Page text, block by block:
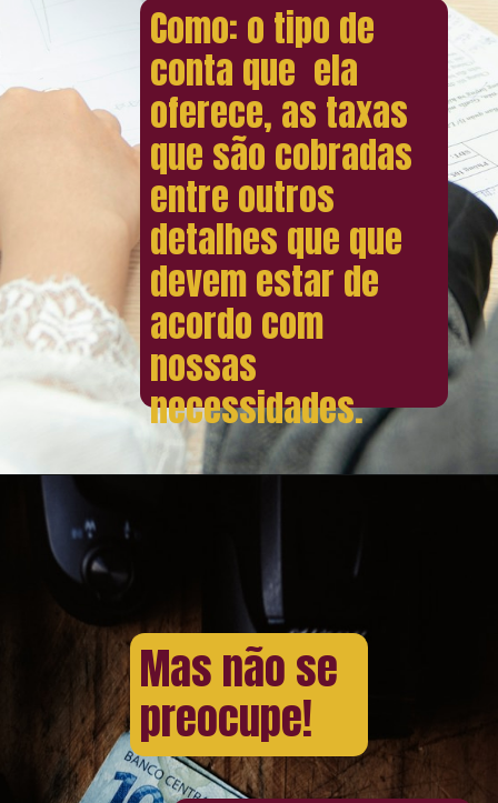
Como: o tipo de
conta que ela
oferece, as taxas
que são cobradas
entre outros
detalhes que que
devem estar de
acordo com
nossas
necessidades.
Mas não se
preocupe!